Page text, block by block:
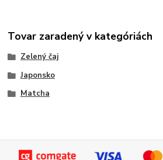
Tovar zaradený v kategóriách
Zelený čaj
Japonsko
Matcha